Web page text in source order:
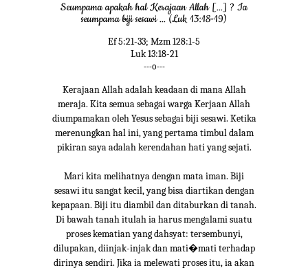
Seumpama apakah hal Kerajaan Allah [...] ? Ia
seumpama biji sesawi ... (Luk 13:18-19)
Ef 5:21-33; Mzm 128:1-5
Luk 13:18-21
---o---
Kerajaan Allah adalah keadaan di mana Allah
meraja. Kita semua sebagai warga Kerjaan Allah
diumpamakan oleh Yesus sebagai biji sesawi. Ketika
merenungkan hal ini, yang pertama timbul dalam
pikiran saya adalah kerendahan hati yang sejati.
Mari kita melihatnya dengan mata iman. Biji
sesawi itu sangat kecil, yang bisa diartikan dengan
kepapaan. Biji itu diambil dan ditaburkan di tanah.
Di bawah tanah itulah ia harus mengalami suatu
proses kematian yang dahsyat: tersembunyi,
dilupakan, diinjak-injak dan mati�mati terhadap
dirinya sendiri. Jika ia melewati proses itu, ia akan